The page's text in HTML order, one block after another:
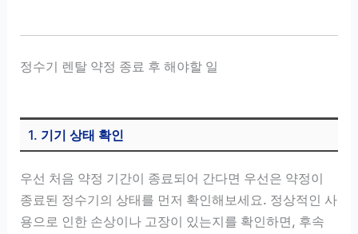
정수기 렌탈 약정 종료 후 해야할 일
1. 기기 상태 확인
우선 처음 약정 기간이 종료되어 간다면 우선은 약정이
종료된 정수기의 상태를 먼저 확인해보세요. 정상적인 사
용으로 인한 손상이나 고장이 있는지를 확인하면, 후속